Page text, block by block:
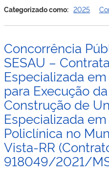
–
2025
SEINF
de
para
das
obras
de
de
Categorizado como: 2025
Concorrência
SESAU –
Especializada
para Execução
Construção de
Especializada
Policlínica no
Vista-RR
918049/2021/